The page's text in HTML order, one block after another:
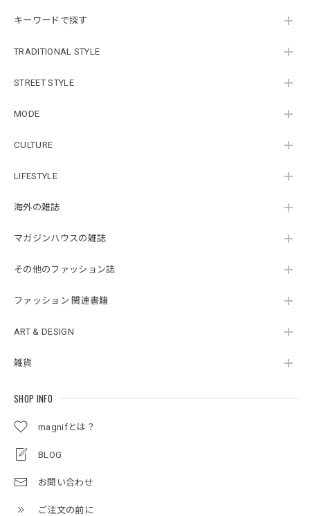
キーワードで探す
TRADITIONAL STYLE
STREET STYLE
MODE
CULTURE
LIFESTYLE
海外の雑誌
マガジンハウスの雑誌
その他のファッション誌
ファッション 関連書籍
ART & DESIGN
雑貨
SHOP INFO
magnifとは？
BLOG
お問い合わせ
ご注文の前に